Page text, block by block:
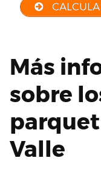
Más
sobre
Valle